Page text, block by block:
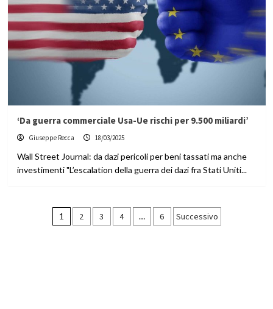
‘Da guerra commerciale Usa-Ue rischi per 9.500 miliardi’
Giuseppe Recca 18/03/2025
Wall Street Journal: da dazi pericoli per beni tassati ma anche
investimenti "L’escalation della guerra dei dazi fra Stati Uniti...
Paginazione
1 2 3 4 … 6 Successivo